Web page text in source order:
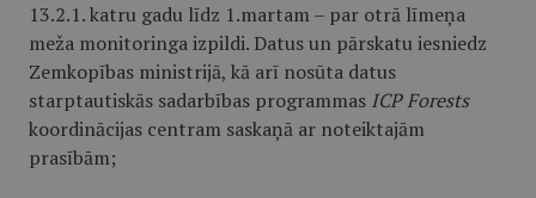
13.2.1. katru gadu līdz 1.martam – par otrā līmeņa
meža monitoringa izpildi. Datus un pārskatu iesniedz
Zemkopības ministrijā, kā arī nosūta datus
starptautiskās sadarbības programmas ICP Forests
koordinācijas centram saskaņā ar noteiktajām
prasībām;